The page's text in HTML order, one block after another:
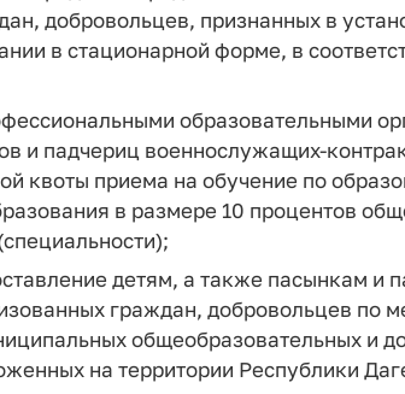
добровольцев, признанных в
в стационарной форме, в
образовательными
и падчериц военнослужащих-
квоты приема на обучение по
в размере 10 процентов
детям, а также пасынкам и
граждан, добровольцев по
общеобразовательных и
на территории Республики